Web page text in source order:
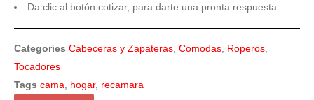
Da clic al botón cotizar, para darte una pronta respuesta.
Categories Cabeceras y Zapateras Comodas Roperos
Tocadores
Tags cama hogar, recamara